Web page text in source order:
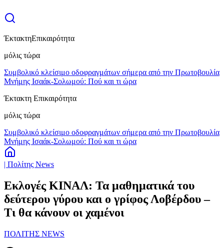
ΈκτακτηΕπικαιρότητα
μόλις τώρα
Συμβολικό κλείσιμο οδοφραγμάτων σήμερα από την Πρωτοβουλία
Μνήμης Ισαάκ-Σολωμού: Πού και τι ώρα
Έκτακτη Επικαιρότητα
μόλις τώρα
Συμβολικό κλείσιμο οδοφραγμάτων σήμερα από την Πρωτοβουλία
Μνήμης Ισαάκ-Σολωμού: Πού και τι ώρα
| Πολίτης News
Εκλογές ΚΙΝΑΛ: Τα μαθηματικά του
δεύτερου γύρου και ο γρίφος Λοβέρδου –
Τι θα κάνουν οι χαμένοι
ΠΟΛΙΤΗΣ NEWS